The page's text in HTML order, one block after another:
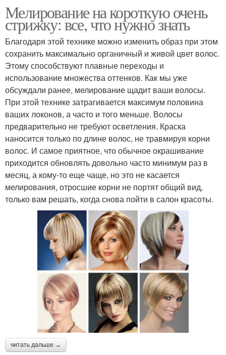
Мелирование на короткую очень
стрижку: все, что нужно знать
Благодаря этой технике можно изменить образ при этом
сохранить максимально органичный и живой цвет волос.
Этому способствуют плавные переходы и
использование множества оттенков. Как мы уже
обсуждали ранее, мелирование щадит ваши волосы.
При этой технике затрагивается максимум половина
ваших локонов, а часто и того меньше. Волосы
предварительно не требуют осветления. Краска
наносится только по длине волос, не травмируя корни
волос. И самое приятное, что обычное окрашивание
приходится обновлять довольно часто минимум раз в
месяц, а кому-то еще чаще, но это не касается
мелирования, отросшие корни не портят общий вид,
только вам решать, когда снова пойти в салон красоты.
читать дальше →